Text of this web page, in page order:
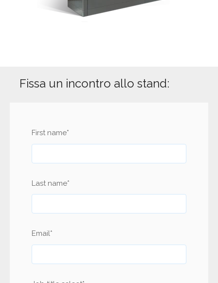
Fissa un incontro allo stand:
First name*
Last name*
Email*